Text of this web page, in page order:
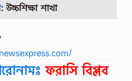
: উচ্চশিক্ষা শাখা
ফরাসি বিপ্লব